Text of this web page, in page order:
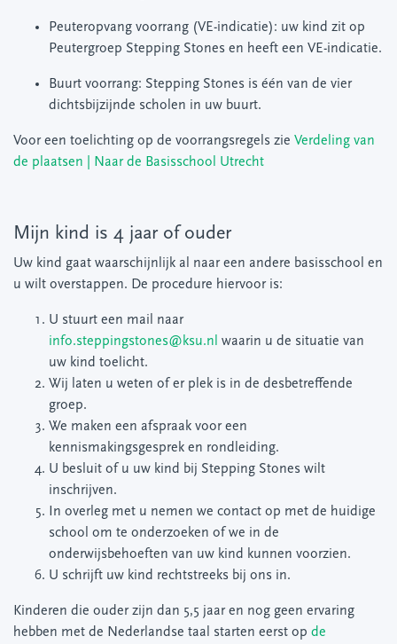
Peuteropvang voorrang (VE-indicatie): uw kind zit op
Peutergroep Stepping Stones en heeft een VE-indicatie.
Buurt voorrang: Stepping Stones is één van de vier
dichtsbijzijnde scholen in uw buurt.
Voor een toelichting op de voorrangsregels zie Verdeling van
de plaatsen | Naar de Basisschool Utrecht
Mijn kind is 4 jaar of ouder
Uw kind gaat waarschijnlijk al naar een andere basisschool en
u wilt overstappen. De procedure hiervoor is:
U stuurt een mail naar
info.steppingstones@ksu.nl waarin u de situatie van
uw kind toelicht.
Wij laten u weten of er plek is in de desbetreffende
groep.
We maken een afspraak voor een
kennismakingsgesprek en rondleiding.
U besluit of u uw kind bij Stepping Stones wilt
inschrijven.
In overleg met u nemen we contact op met de huidige
school om te onderzoeken of we in de
onderwijsbehoeften van uw kind kunnen voorzien.
U schrijft uw kind rechtstreeks bij ons in.
Kinderen die ouder zijn dan 5,5 jaar en nog geen ervaring
hebben met de Nederlandse taal starten eerst op de